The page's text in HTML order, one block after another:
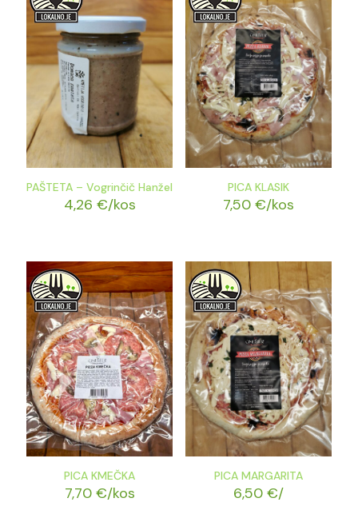
PAŠTETA – Vogrinčič Hanžel
4,26 €/kos
PICA KLASIK
7,50 €/kos
PICA KMEČKA
7,70 €/kos
PICA MARGARITA
6,50 €/